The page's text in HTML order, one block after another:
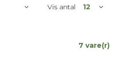
Vis antal
7 vare(r)